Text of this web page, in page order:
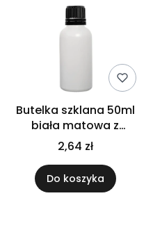
Butelka szklana 50ml
biała matowa z
kroplomierzem
czarnym
2,64 zł
Do koszyka